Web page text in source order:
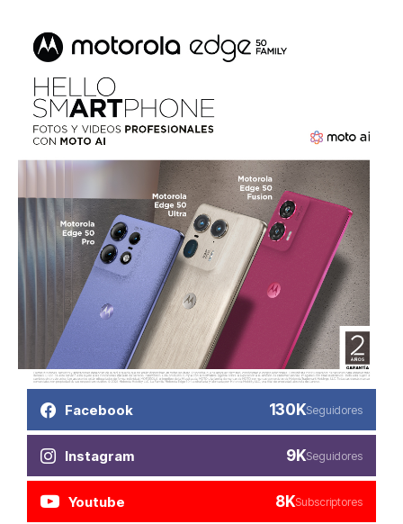
Facebook 130KSeguidores
Instagram 9KSeguidores
Youtube 8KSubscriptores